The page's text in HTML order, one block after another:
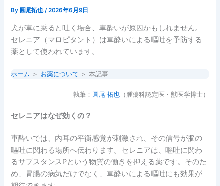
By 圓尾拓也/2026年6月9日
犬が車に乗ると吐く場合、車酔いが原因かもしれません。
セレニア（マロピタント）は車酔いによる嘔吐を予防する
薬として使われています。
ホーム ＞ お薬について ＞ 本記事
執筆： 圓尾 拓也（腫瘍科認定医・獣医学博士）
セレニアはなぜ効くの？
車酔いでは、内耳の平衡感覚が刺激され、その信号が脳の
嘔吐に関わる場所へ伝わります。セレニアは、嘔吐に関わ
るサブスタンスPという物質の働きを抑える薬です。そのた
め、胃腸の病気だけでなく、車酔いによる嘔吐にも効果が